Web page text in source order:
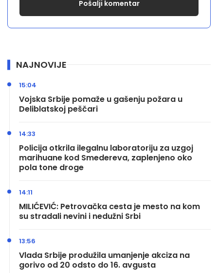
NAJNOVIJE
Vojska Srbije pomaže u gašenju požara u
Deliblatskoj peščari
15:04
Policija otkrila ilegalnu laboratoriju za uzgoj
marihuane kod Smedereva, zaplenjeno oko
pola tone droge
14:33
MILIĆEVIĆ: Petrovačka cesta je mesto na kom
su stradali nevini i nedužni Srbi
14:11
Vlada Srbije produžila umanjenje akciza na
gorivo od 20 odsto do 16. avgusta
13:56